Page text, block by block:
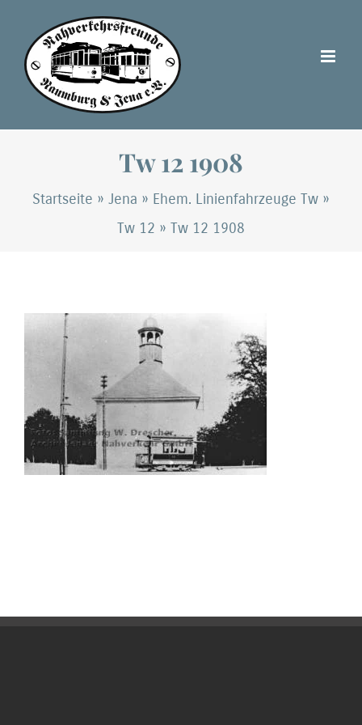
Inhalt
springen
Tw 12 1908
Startseite » Jena » Ehem. Linienfahrzeuge Tw »
Tw 12 » Tw 12 1908